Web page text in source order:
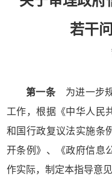
若干
第一条为进一步规
工作，根据《中华人民
和国行政复议法实施条
开条例》、《政府信息
作实际，制定本指导意见